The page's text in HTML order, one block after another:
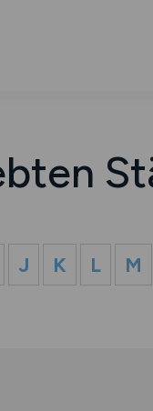
J K L M